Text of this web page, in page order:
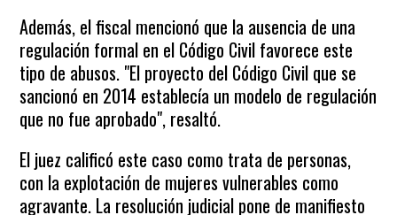
Además, el fiscal mencionó que la ausencia de una
regulación formal en el Código Civil favorece este
tipo de abusos. "El proyecto del Código Civil que se
sancionó en 2014 establecía un modelo de regulación
que no fue aprobado", resaltó.
El juez calificó este caso como trata de personas,
con la explotación de mujeres vulnerables como
agravante. La resolución judicial pone de manifiesto